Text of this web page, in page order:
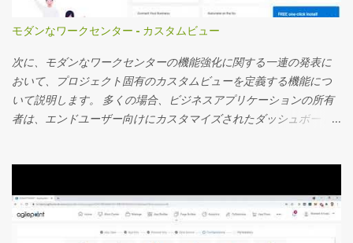
モダンなワークセンター - カスタムビュー
次に、モダンなワークセンターの機能強化に関する一連の発表に
おいて、プロジェクト固有のカスタムビューを定義する機能につ
いて説明します。 多くの場合、ビジネスアプリケーションの所有
者は、エンドユーザー向けにカスタマイズされたダッシュボード
様から非常に好評を博している別のビデオで取り上げました。 こ
のビデオでは、カスタムプロジェクト固有のビューを定義する方
法を見ていきます。 主要な機能の一部を次に記載します 事前定義